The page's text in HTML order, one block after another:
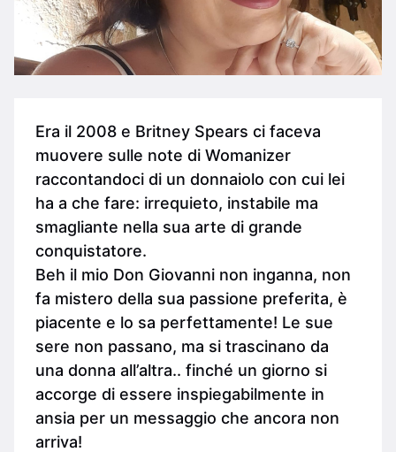
Era il 2008 e Britney Spears ci faceva
muovere sulle note di Womanizer
raccontandoci di un donnaiolo con cui lei
ha a che fare: irrequieto, instabile ma
smagliante nella sua arte di grande
conquistatore.
Beh il mio Don Giovanni non inganna, non
fa mistero della sua passione preferita, è
piacente e lo sa perfettamente! Le sue
sere non passano, ma si trascinano da
una donna all’altra.. finché un giorno si
accorge di essere inspiegabilmente in
ansia per un messaggio che ancora non
arriva!